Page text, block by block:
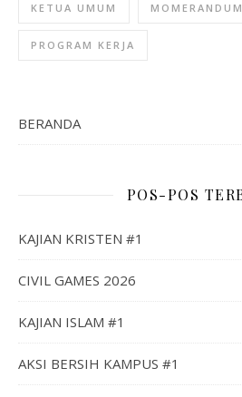
KETUA UMUM MOMERANDUM
PROGRAM KERJA
BERANDA
POS-POS
KAJIAN KRISTEN #1
CIVIL GAMES 2026
KAJIAN ISLAM #1
AKSI BERSIH KAMPUS #1